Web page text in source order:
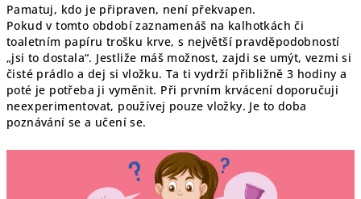
Pamatuj, kdo je připraven, není překvapen.
Pokud v tomto období zaznamenáš na kalhotkách či
toaletním papíru trošku krve, s největší pravděpodobností
„jsi to dostala“. Jestliže máš možnost, zajdi se umýt, vezmi si
čisté prádlo a dej si vložku. Ta ti vydrží přibližně 3 hodiny a
poté je potřeba ji vyměnit. Při prvním krvácení doporučuji
neexperimentovat, používej pouze vložky. Je to doba
poznávání se a učení se.